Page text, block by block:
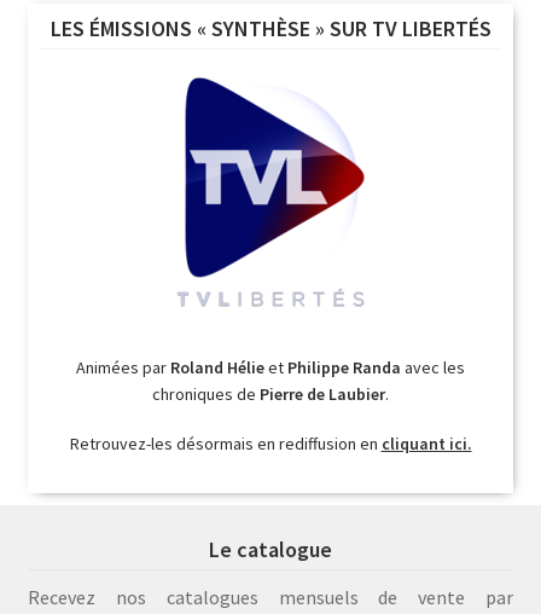
LES ÉMISSIONS « SYNTHÈSE » SUR TV LIBERTÉS
Animées par Roland Hélieet Philippe Randa avec les
chroniques de Pierre de Laubier.
Retrouvez-les désormais en rediffusion en cliquant ici.
Le catalogue
Recevez nos catalogues mensuels de vente par